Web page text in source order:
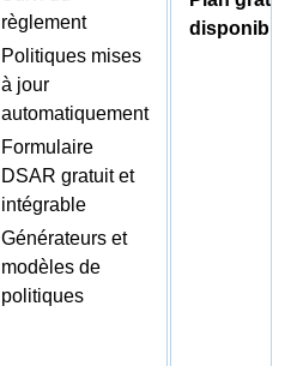
règlement
Politiques mises
à jour
automatiquement
Formulaire
DSAR gratuit et
intégrable
Générateurs et
modèles de
politiques
disponible